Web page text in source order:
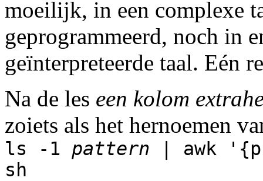
moeilijk, in een complexe
geprogrammeerd, noch in
geïnterpreteerde taal. Eén
Na de les een kolom
zoiets als het hernoemen
ls -1 pattern | awk
sh